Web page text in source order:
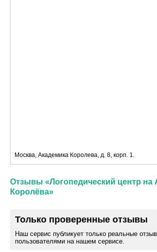
Москва, Академика Королева, д. 8, корп. 1.
Отзывы «Логопедический центр на
Королёва»
Только проверенные отзывы
Наш сервис публикует только реальные
пользователями на нашем сервисе.